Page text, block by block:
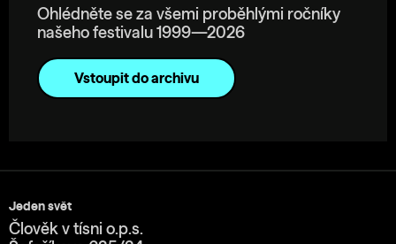
Ohlédněte se za všemi proběhlými ročníky
našeho festivalu 1999—2026
Vstoupit do archivu
Jeden svět
Člověk v tísni o.p.s.